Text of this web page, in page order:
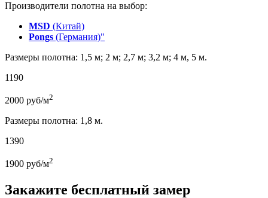
Производители полотна на выбор:
MSD (Китай)
Pongs (Германия)"
Размеры полотна: 1,5 м; 2 м; 2,7 м; 3,2 м; 4 м, 5 м.
1190
2000 руб/м2
Размеры полотна: 1,8 м.
1390
1900 руб/м2
Закажите бесплатный замер